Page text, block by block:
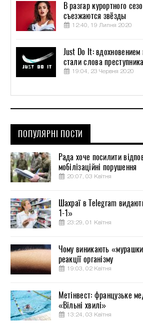
В разгар курортного
съезжаются звёзды
12:40, 19 Липня 2020
Just Do It: вдохновением
стали слова преступника
19:04, 23 Червня 2020
ПОПУЛЯРНІ ПОСТИ
Рада хоче посилити
мобілізаційні порушення
20:07, 03 Квітня
Шахраї в Telegram
1-1»
23:29, 01 Квітня
Чому виникають
реакції організму
19:03, 02 Квітня
Метінвест: французьке
«Вільні хвилі»
13:24, 03 Квітня